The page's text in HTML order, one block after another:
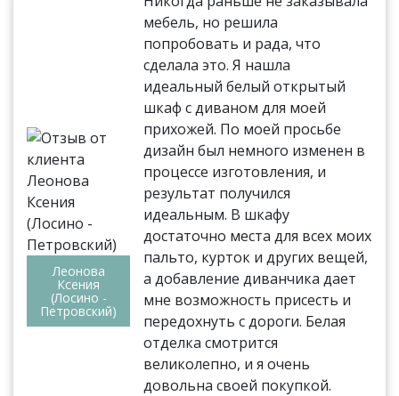
Леонова
Ксения
(Лосино -
Петровский)
мебель, но решила
попробовать и рада, что
сделала это. Я нашла
идеальный белый открытый
шкаф с диваном для моей
прихожей. По моей просьбе
дизайн был немного изменен в
процессе изготовления, и
результат получился
идеальным. В шкафу
достаточно места для всех моих
пальто, курток и других вещей,
а добавление диванчика дает
мне возможность присесть и
передохнуть с дороги. Белая
отделка смотрится
великолепно, и я очень
довольна своей покупкой.